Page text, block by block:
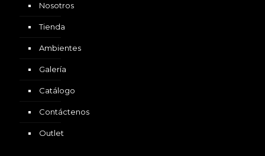
Nosotros
Tienda
Ambientes
Galería
Catálogo
Contáctenos
Outlet